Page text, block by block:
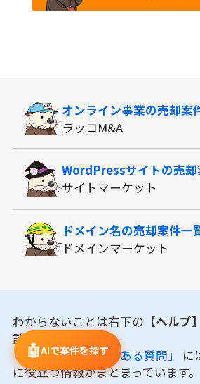
🤖AIで案件を探す
オンライン事業の売却案
ラッコM&A
WordPressサイトの売
サイトマーケット
ドメイン名の売却案件一
ドメインマーケット
わからないことは右下の 【ヘルプ】
談してみよう！
「マニュアル・よくある質問」 に
に役立つ情報がまとまっています。